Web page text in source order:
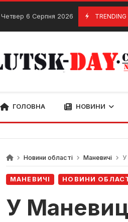
Четвер 6 Серпня 2026 TRENDING
15 Лютого, 2024
ГОЛОВНА НОВИНИ
Новини області Маневичі У
МАНЕВИЧІ НОВИНИ
У